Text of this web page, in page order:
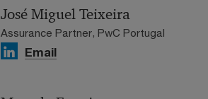
José Miguel Teixeira
Assurance Partner, PwC Portugal
Email